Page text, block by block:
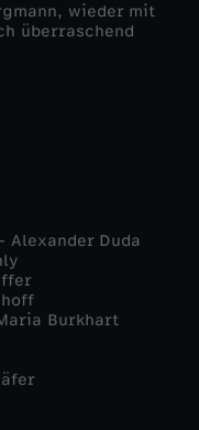
wieder mit
überraschend
Alexander Duda
Burkhart